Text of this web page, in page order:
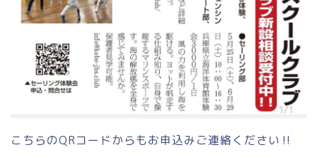
こちらのQRコードからもお申込みご連絡ください‼